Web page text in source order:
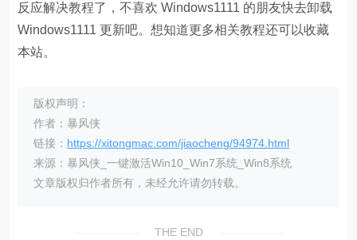
反应解决教程了，不喜欢 Windows1111 的朋友快去卸载
Windows1111 更新吧。想知道更多相关教程还可以收藏
本站。
版权声明：
作者：暴风侠
链接： https://xitongmac.com/jiaocheng/94974.html
来源：暴风侠_一键激活Win10_Win7系统_Win8系统
文章版权归作者所有，未经允许请勿转载。
THE END